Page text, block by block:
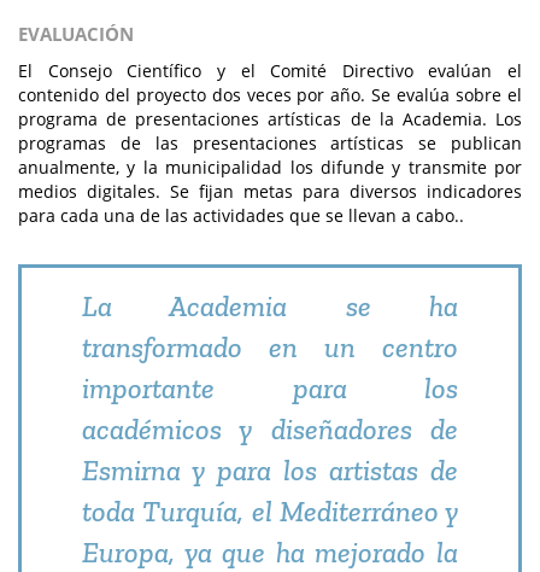
EVALUACIÓN
El Consejo Científico y el Comité Directivo evalúan el
contenido del proyecto dos veces por año. Se evalúa sobre el
programa de presentaciones artísticas de la Academia. Los
programas de las presentaciones artísticas se publican
anualmente, y la municipalidad los difunde y transmite por
medios digitales. Se fijan metas para diversos indicadores
para cada una de las actividades que se llevan a cabo..
La Academia se ha
transformado en un centro
importante para los
académicos y diseñadores de
Esmirna y para los artistas de
toda Turquía, el Mediterráneo y
Europa, ya que ha mejorado la